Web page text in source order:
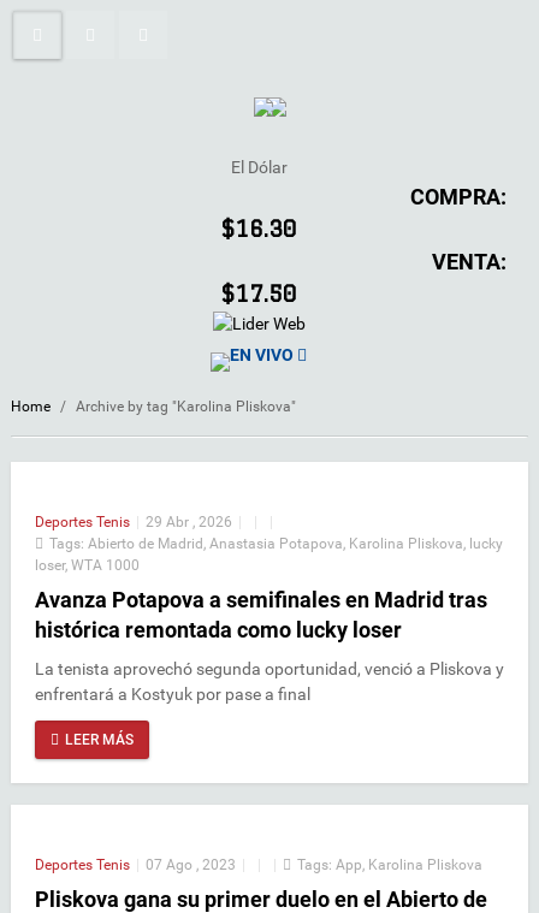
El Dólar
COMPRA:
$16.30
VENTA:
$17.50
EN VIVO
Home / Archive by tag "Karolina Pliskova"
Deportes Tenis | 29 Abr , 2026 | |
|
Tags: Abierto de Madrid Anastasia Potapova Karolina Pliskova lucky
loser, WTA 1000
Avanza Potapova a semifinales en Madrid tras
histórica remontada como lucky loser
La tenista aprovechó segunda oportunidad, venció a Pliskova y
enfrentará a Kostyuk por pase a final
LEER MÁS
Deportes Tenis | 07 Ago , 2023 | | | Tags: App Karolina Pliskova
Pliskova gana su primer duelo en el Abierto de